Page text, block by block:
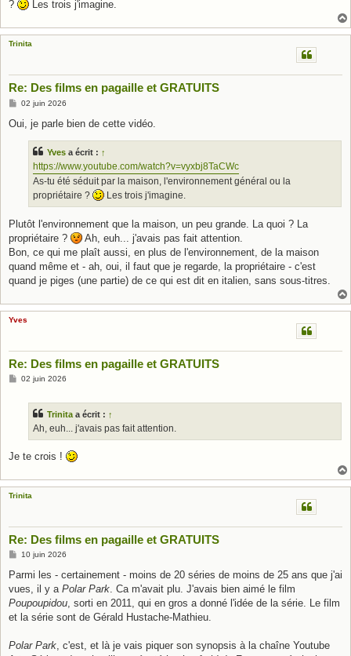
?
Les trois j'imagine.
Trinita
Re: Des films en pagaille et GRATUITS
M
s
02 juin 2026
Oui, je parle bien de cette vidéo.
Yves a écrit : ↑
https://www.youtube.com/watch?v=vyxbj8TaCWc
As-tu été séduit par la maison, l'environnement général ou la
propriétaire ?
Les trois j'imagine.
Plutôt l'environnement que la maison, un peu grande. La quoi ? La
propriétaire ?
Ah, euh... j'avais pas fait attention.
Bon, ce qui me plaît aussi, en plus de l'environnement, de la maison
quand même et - ah, oui, il faut que je regarde, la propriétaire - c'est
quand je piges (une partie) de ce qui est dit en italien, sans sous-titres.
Yves
Re: Des films en pagaille et GRATUITS
M02 juin 2026
Trinita a écrit : ↑
Ah, euh... j'avais pas fait attention.
Je te crois !
Trinita
Re: Des films en pagaille et GRATUITS
M
s
a
g
10 juin 2026
Parmi les - certainement - moins de 20 séries de moins de 25 ans que j'ai
vues, il y a Polar Park. Ca m'avait plu. J'avais bien aimé le film
Poupoupidou, sorti en 2011, qui en gros a donné l'idée de la série. Le film
et la série sont de Gérald Hustache-Mathieu.
Polar Park, c'est, et là je vais piquer son synopsis à la chaîne Youtube